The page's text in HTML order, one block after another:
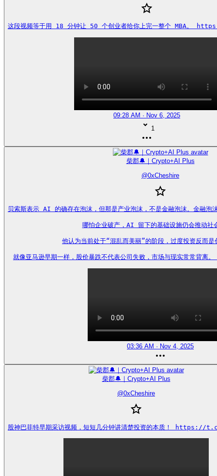
这段视频等于用 18 分钟让 50 个创业者给你上完一整个 MBA。
09:28 AM · Nov 6, 2025
1
柴郡🔔｜Crypto+AI Plus
@0xCheshire
贝索斯表示 AI 的确存在泡沫，但那是产业泡沫，不是金融泡沫。金融泡
哪怕企业破产，AI 留下的基础设施仍会推动社
他认为当前处于“混乱而美丽”的阶段，过度投资反而是
就像亚马逊早期一样，股价暴跌不代表公司失败，市场与现实常常
03:36 AM · Nov 4, 2025
柴郡🔔｜Crypto+AI Plus
@0xCheshire
股神巴菲特早期采访视频，短短几分钟讲清楚投资的本质！ https://